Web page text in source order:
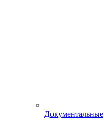
Документальные